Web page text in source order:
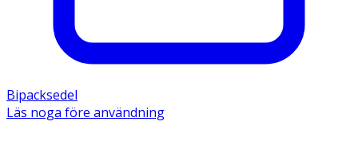
Bipacksedel
Läs noga före användning